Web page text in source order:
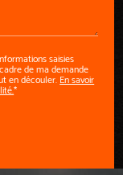
saisies
de ma demande
en découler.En savoir
*